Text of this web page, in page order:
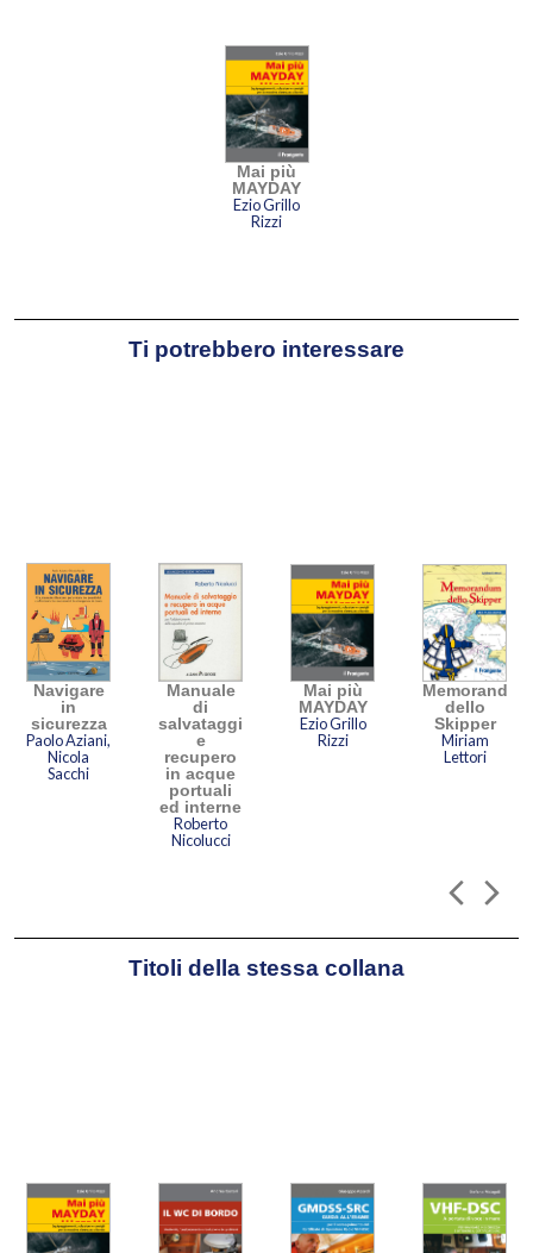
emergenze e infortuni a bordo.
Nel 2006 a Lavagna apre la F&B
Yachting, azienda che si occupa
della distribuzione e vendita di
accessori ed equipaggiamenti
nautici innovativi, specificamente
bordo. Attraverso la società
charter F&B Yachting Sailing si
Mai più
MAYDAY
Ezio Grillo
Rizzi
Ti potrebbero interessare
Navigare
in
sicurezza
Paolo Aziani,
Nicola
Sacchi
Manuale
di
salvataggio
e
recupero
in acque
portuali
ed interne
Roberto
Nicolucci
Mai più
MAYDAY
Ezio Grillo
Rizzi
Memorandum
dello
Skipper
Miriam
Lettori
Titoli della stessa collana